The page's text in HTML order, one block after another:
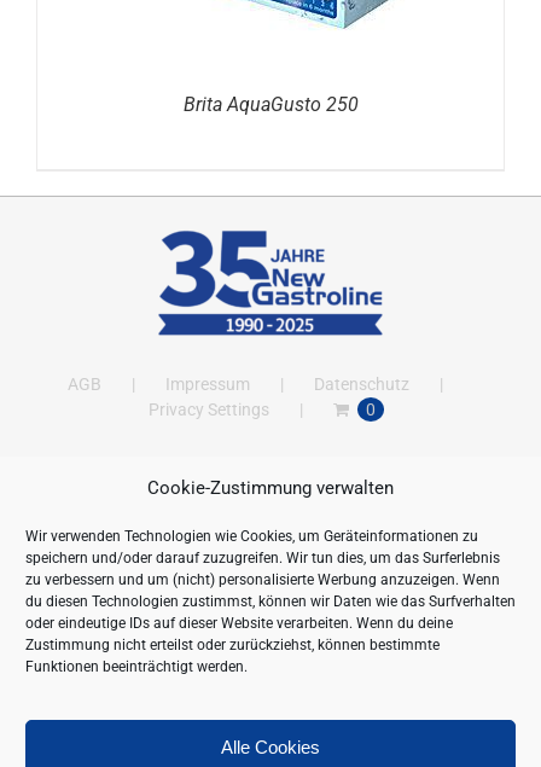
Cookie-Zustimmung verwalten
Wir verwenden Technologien wie Cookies, um Geräteinformationen zu
speichern und/oder darauf zuzugreifen. Wir tun dies, um das Surferlebnis
zu verbessern und um (nicht) personalisierte Werbung anzuzeigen. Wenn
du diesen Technologien zustimmst, können wir Daten wie das Surfverhalten
oder eindeutige IDs auf dieser Website verarbeiten. Wenn du deine
Zustimmung nicht erteilst oder zurückziehst, können bestimmte
Funktionen beeinträchtigt werden.
Alle Cookies
Brita AquaGusto 250
AGB Impressum
Datenschutz
Privacy Settings
0
ANSCHRIFT
New Gastroline GmbH
Barthestraße 115
18356 Barth
Deutschland/Germany
Öffnungszeiten:
Mo. - Fr. 09.00 bis 16.00 Uhr
https://www.newgastroline.de